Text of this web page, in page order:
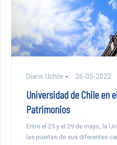
Diario Uchile 26-05-2022
Universidad de Chile en
Patrimonios
Entre el 25 y el 29 de mayo, la
las puertas de sus diferentes